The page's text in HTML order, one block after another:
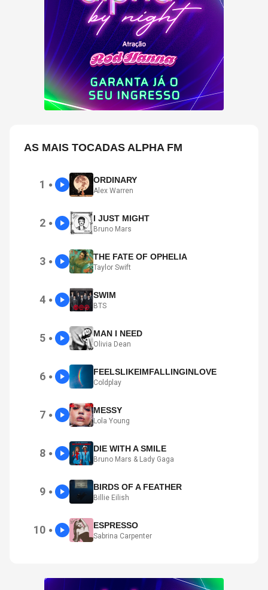
AS MAIS TOCADAS ALPHA FM
1 ● ORDINARY
Alex Warren
2 ● I JUST MIGHT
Bruno Mars
3 ● THE FATE OF OPHELIA
Taylor Swift
4 ● SWIM
BTS
5 ● MAN I NEED
Olivia Dean
6 ● FEELSLIKEIMFALLINGINLOVE
Coldplay
7 ● MESSY
Lola Young
8 ● DIE WITH A SMILE
Bruno Mars & Lady Gaga
9 ● BIRDS OF A FEATHER
Billie Eilish
10 ● ESPRESSO
Sabrina Carpenter